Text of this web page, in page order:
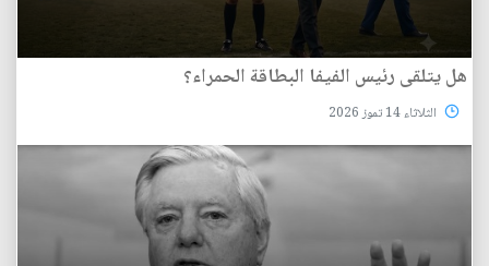
هل يتلقى رئيس الفيفا البطاقة الحمراء؟
الثلاثاء 14 تموز 2026